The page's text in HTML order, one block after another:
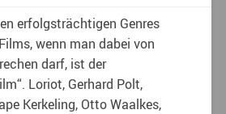
erfolgsträchtigen Genres
wenn man dabei von
darf, ist der
Loriot, Gerhard Polt,
Kerkeling, Otto Waalkes,